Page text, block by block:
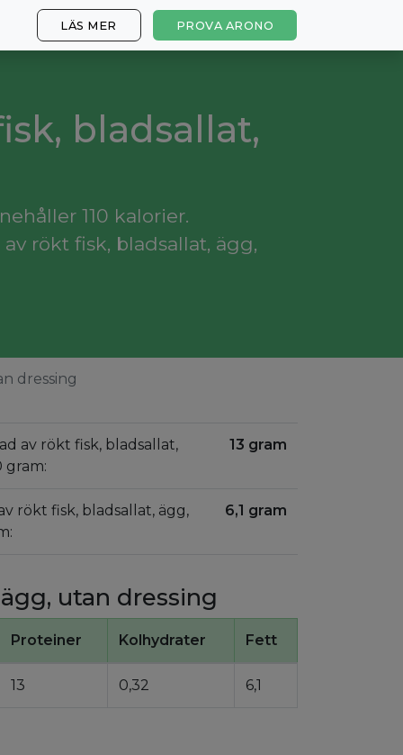
LÄS MER PROVA ARONO
bladsallat,
110 kalorier.
rökt fisk, bladsallat, ägg,
dressing
av rökt fisk, bladsallat,
gram:
13 gram
rökt fisk, bladsallat, ägg,
6,1 gram
utan dressing
Proteiner Kolhydrater Fett
13 0,32 6,1